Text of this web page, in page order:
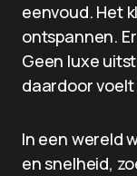
eenvoud. Het
ontspannen.
Geen luxe
daardoor
In een wereld
en snelheid,